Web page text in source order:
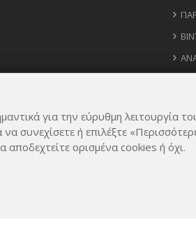
για την εύρυθμη λειτουργία
συνεχίσετε ή επιλέξτε
ορισμένα cookies ή όχι.